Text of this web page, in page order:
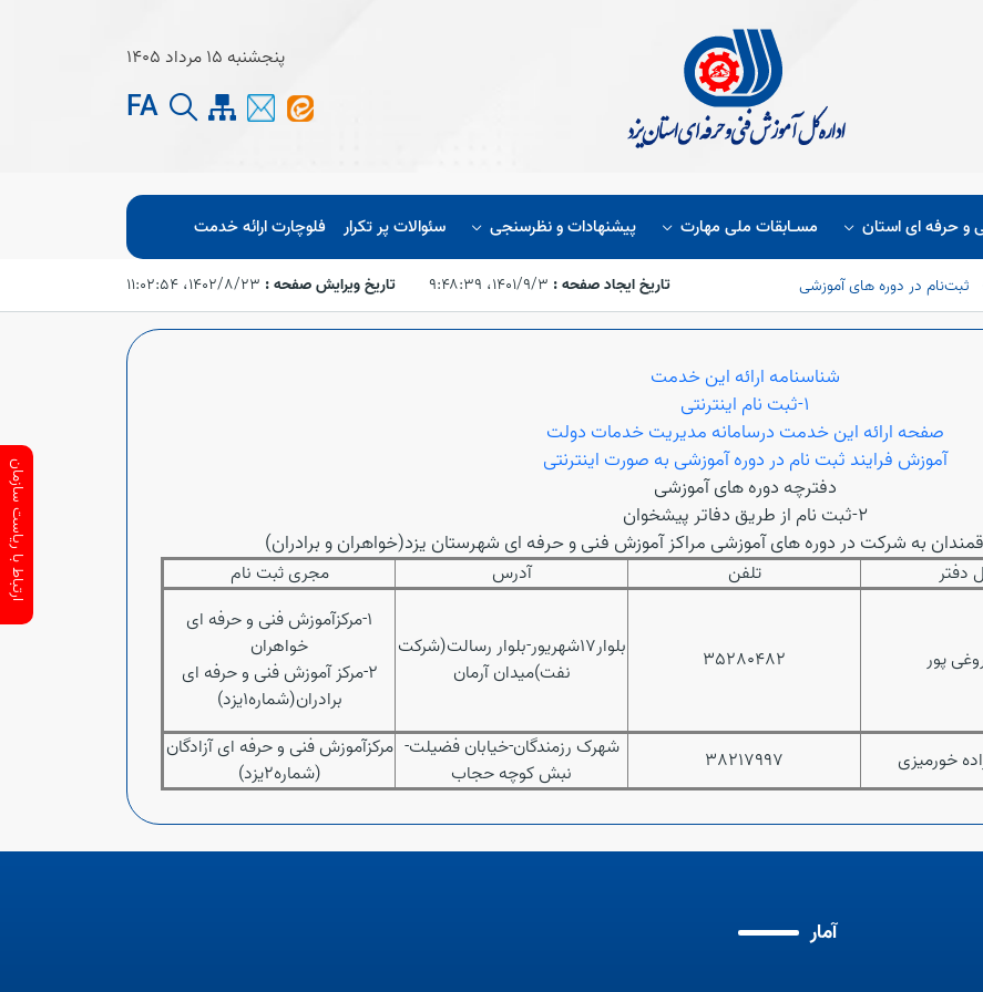
پنجشنبه 15 مرداد 1405
FA
و حرفه ای استان مسـابقات ملی مهارت پیشنهادات و نظرسنجی سئوالات پر تکرار فلوچارت ارائه خدمت
ثبت‌نام در دوره های آموزشی تاریخ ایجاد صفحه : ۱۴۰۱/۹/۳،‏ ۹:۴۸:۳۹ تاریخ ویرایش صفحه : ۱۴۰۲/۸/۲۳،‏ ۱۱:۰۲:۵۴
شناسنامه ارائه این خدمت
1-ثبت نام اینترنتی
صفحه ارائه این خدمت درسامانه مدیریت خدمات دولت
آموزش فرایند ثبت نام در دوره آموزشی به صورت اینترنتی
دفترچه دوره های آموزشی
2-ثبت نام از طریق دفاتر پیشخوان
به شرکت در دوره های آموزشی مراکز آموزش فنی و حرفه ای شهرستان یزد(خواهران و برادران)
دفتر تلفن آدرس مجری ثبت نام
پور 35280482
بلوار17شهریور-بلوار رسالت(شرکت
نفت)میدان آرمان
1-مرکزآموزش فنی و حرفه ای
خواهران
2-مرکز آموزش فنی و حرفه ای
برادران(شماره1یزد)
خورمیزی 38217997
شهرک رزمندگان-خیابان فضیلت-
نبش کوچه حجاب
مرکزآموزش فنی و حرفه ای آزادگان
(شماره2یزد)
آمار
ارتباط با ریاست سازمان